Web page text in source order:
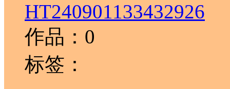
HT240901133432926
作品：0
标签：